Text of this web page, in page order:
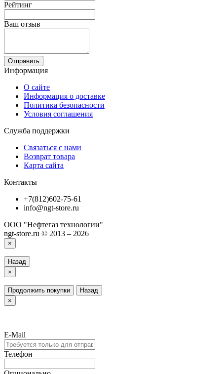
Рейтинг
Ваш отзыв
Отправить
Информация
О сайте
Информация о доставке
Политика безопасности
Условия соглашения
Служба поддержки
Связаться с нами
Возврат товара
Карта сайта
Контакты
+7(812)602-75-61
info@ngt-store.ru
ООО "Нефтегаз технологии"
ngt-store.ru © 2013 – 2026
×
Назад
×
Продолжить покупки
Назад
×
E-Mail
Телефон